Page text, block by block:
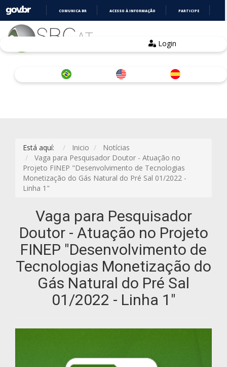
COMUNICA BR ACESSO À INFORMAÇÃO PARTICIPE
Login
Está aquí: Inicio
Notícias
Vaga para Pesquisador Doutor - Atuação no
Projeto FINEP "Desenvolvimento de Tecnologias
Monetização do Gás Natural do Pré Sal 01/2022 -
Linha 1"
Vaga para Pesquisador
Doutor - Atuação no Projeto
FINEP "Desenvolvimento de
Tecnologias Monetização do
Gás Natural do Pré Sal
01/2022 - Linha 1"